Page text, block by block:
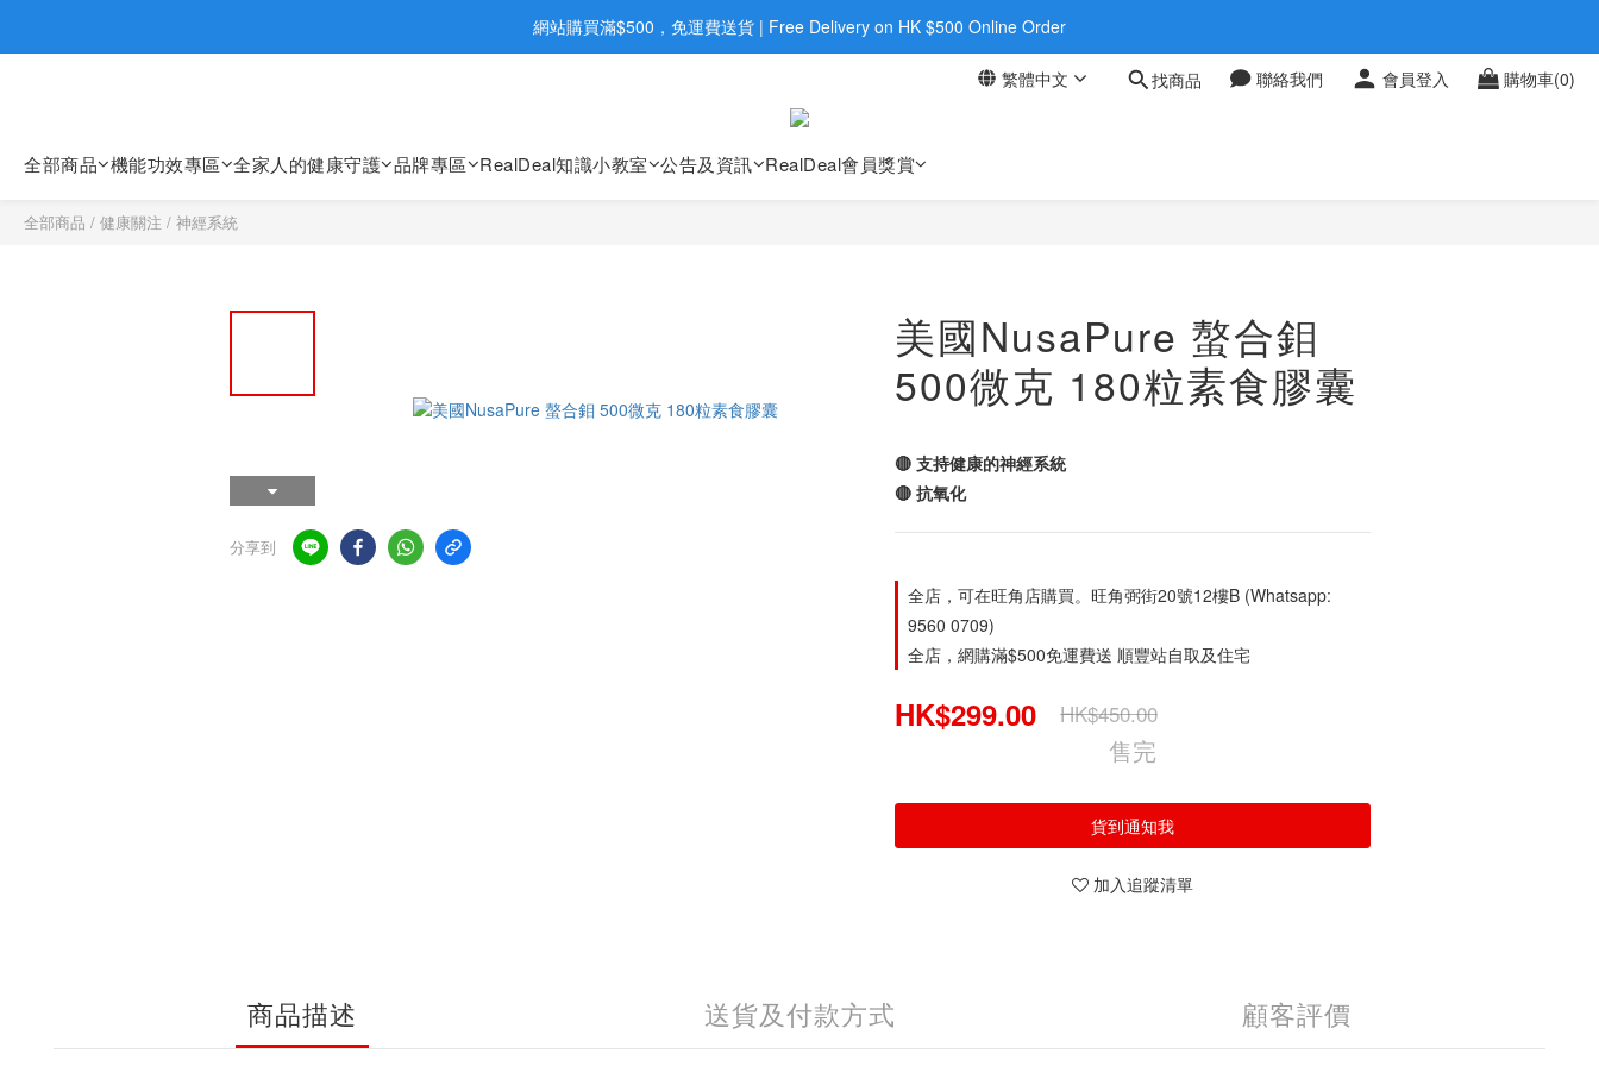
歡迎親臨旺角店購買：旺角弼街20號12樓B  |  RealDeal 保健品 | WhatsApp 9560 0709
網站購買滿$500，免運費送貨 | Free Delivery on HK $500 Online Order
歡迎親臨旺角店購買：旺角弼街20號12樓B  |  RealDeal 保健品 | WhatsApp 9560 0709
繁體中文 找商品 聯絡我們 會員登入 購物車(0)
全部商品 機能功效專區 全家人的健康守護 品牌專區 RealDeal知識小教室 公告及資訊 RealDeal會員獎賞
全部商品 / 健康關注 / 神經系統
分享到
美國NusaPure 螯合鉬
500微克 180粒素食膠囊
🔴 支持健康的神經系統
🔴 抗氧化
全店，可在旺角店購買。旺角弼街20號12樓B (Whatsapp:
9560 0709)
全店，網購滿$500免運費送 順豐站自取及住宅
HK$299.00 HK$450.00
售完
貨到通知我
加入追蹤清單
商品描述 送貨及付款方式 顧客評價